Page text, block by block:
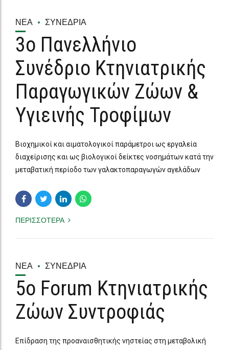
3ο Πανελλήνιο
Συνέδριο Κτηνιατρικής
Παραγωγικών Ζώων &
Υγιεινής Τροφίμων
Βιοχημικοί και αιματολογικοί παράμετροι ως εργαλεία
μεταβατική περίοδο των γαλακτοπαραγωγών αγελάδων
ΠΕΡΙΣΣΟΤΕΡΑ
5ο Forum Κτηνιατρικής
Ζώων Συντροφιάς
Επίδραση της προαναισθητικής νηστείας στη μεταβολική
σκύλους που υποβάλονται σε ορθοπαιδικές και